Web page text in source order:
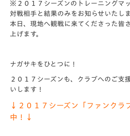
※２０１７シーズンのトレーニングマ
対戦相手と結果のみをお知らせいたし
本日、現地へ観戦に来てくださった皆
上げます。
ナガサキをひとつに！
２０１７シーズンも、クラブへのご支
いします！
↓２０１７シーズン「ファンクラ
中！↓